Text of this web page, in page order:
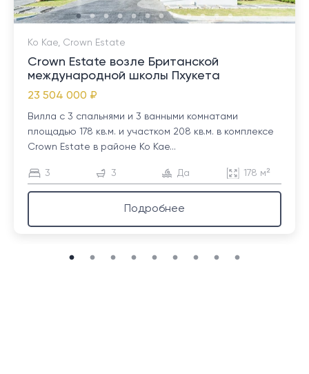
Ко Кае, Crown Estate
Crown Estate возле Британской
международной школы Пхукета
23 504 000 ₽
Вилла с 3 спальнями и 3 ванными комнатами
площадью 178 кв.м. и участком 208 кв.м. в комплексе
Crown Estate в районе Ко Кае...
3 3 Да 178 м²
Подробнее